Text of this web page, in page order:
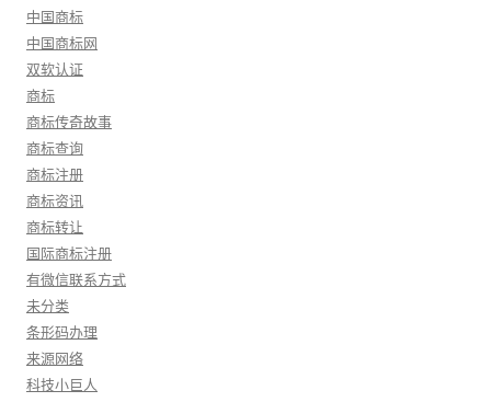
中国商标
中国商标网
双软认证
商标
商标传奇故事
商标查询
商标注册
商标资讯
商标转让
国际商标注册
有微信联系方式
未分类
条形码办理
来源网络
科技小巨人